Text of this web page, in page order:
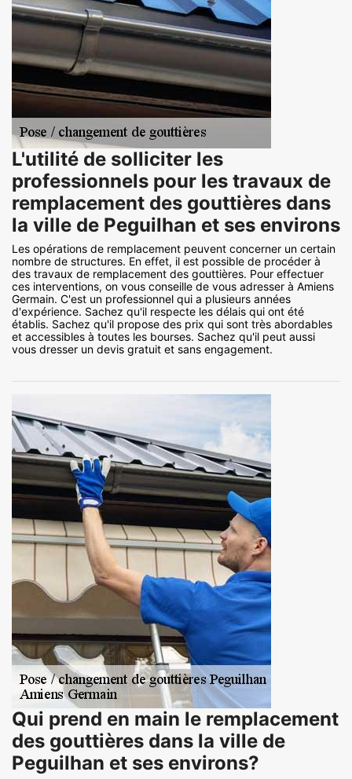
L'utilité de solliciter les
professionnels pour les travaux de
remplacement des gouttières dans
la ville de Peguilhan et ses environs
Les opérations de remplacement peuvent concerner un certain
nombre de structures. En effet, il est possible de procéder à
des travaux de remplacement des gouttières. Pour effectuer
ces interventions, on vous conseille de vous adresser à Amiens
Germain. C'est un professionnel qui a plusieurs années
d'expérience. Sachez qu'il respecte les délais qui ont été
établis. Sachez qu'il propose des prix qui sont très abordables
et accessibles à toutes les bourses. Sachez qu'il peut aussi
vous dresser un devis gratuit et sans engagement.
Qui prend en main le remplacement
des gouttières dans la ville de
Peguilhan et ses environs?